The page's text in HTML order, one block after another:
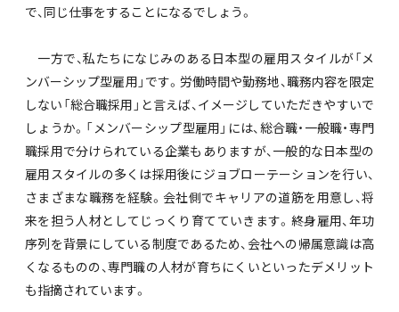
で、同じ仕事をすることになるでしょう。
一方で、私たちになじみのある日本型の雇用スタイルが「メ
ンバーシップ型雇用」です。労働時間や勤務地、職務内容を限定
しない「総合職採用」と言えば、イメージしていただきやすいで
しょうか。「メンバーシップ型雇用」には、総合職・一般職・専門
職採用で分けられている企業もありますが、一般的な日本型の
雇用スタイルの多くは採用後にジョブローテーションを行い、
さまざまな職務を経験。会社側でキャリアの道筋を用意し、将
来を担う人材としてじっくり育てていきます。終身雇用、年功
序列を背景にしている制度であるため、会社への帰属意識は高
くなるものの、専門職の人材が育ちにくいといったデメリット
も指摘されています。